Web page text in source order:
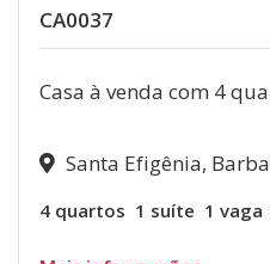
CA0037
Casa à venda com 4
Santa Efigênia,
4 quartos 1 suíte 1 vaga